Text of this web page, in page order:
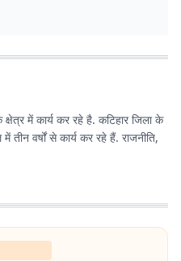
में कार्य कर रहे है. कटिहार जिला के
वर्षों से कार्य कर रहे हैं. राजनीति,